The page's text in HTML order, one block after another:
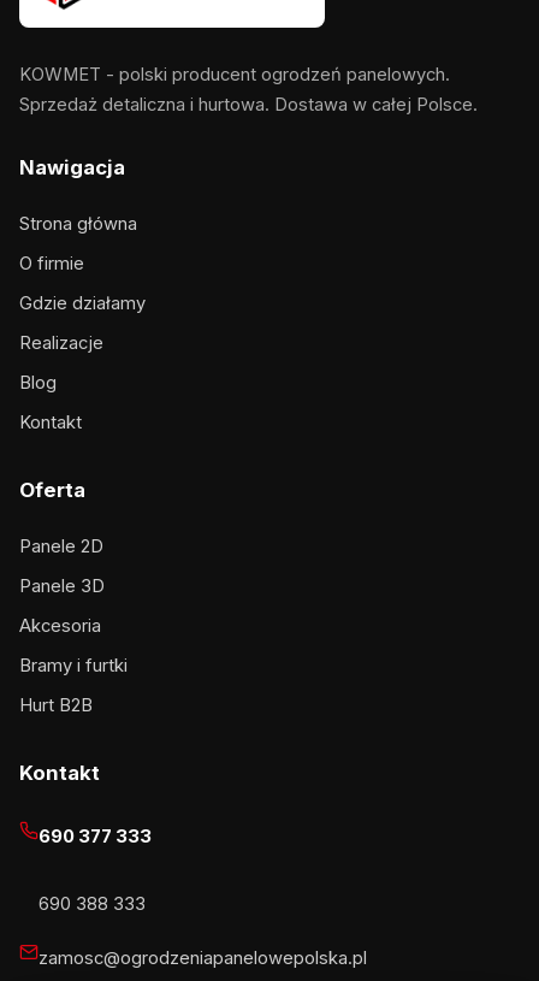
KOWMET - polski producent ogrodzeń panelowych.
Sprzedaż detaliczna i hurtowa. Dostawa w całej Polsce.
Nawigacja
Strona główna
O firmie
Gdzie działamy
Realizacje
Blog
Kontakt
Oferta
Panele 2D
Panele 3D
Akcesoria
Bramy i furtki
Hurt B2B
Kontakt
690 377 333
690 388 333
zamosc@ogrodzeniapanelowepolska.pl